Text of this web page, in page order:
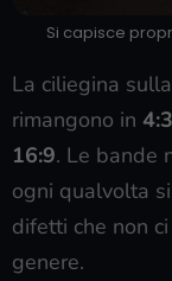
Si capisce
La ciliegina
rimangono in 4:3
16:9. Le bande
ogni qualvolta
difetti che non
genere.